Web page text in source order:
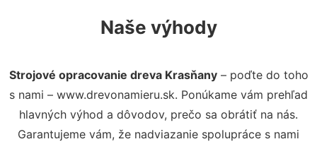
Naše výhody
Strojové opracovanie dreva Krasňany– poďte do toho
s nami – www.drevonamieru.sk. Ponúkame vám prehľad
hlavných výhod a dôvodov, prečo sa obrátiť na nás.
Garantujeme vám, že nadviazanie spolupráce s nami